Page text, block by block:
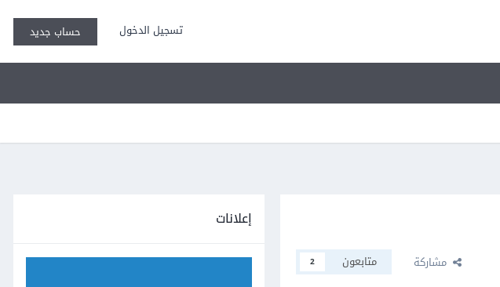
تسجيل الدخول حساب جديد
مشاركة متابعون 2
إعلانات